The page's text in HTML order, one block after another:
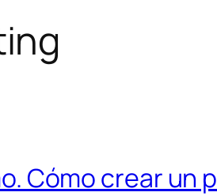
Cómo crear un